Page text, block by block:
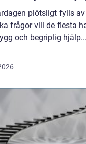
plötsligt fylls av
frågor vill de flesta
och begriplig hjälp...